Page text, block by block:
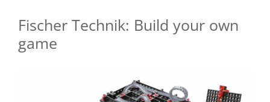
Fischer Technik: Build your own
game